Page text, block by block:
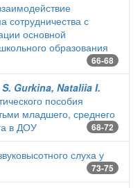
сотрудничества с
основной
образования
66-68
Gurkina, Nataliia I.
пособия
младшего, среднего
в ДОУ
68-72
слуха у
73-75